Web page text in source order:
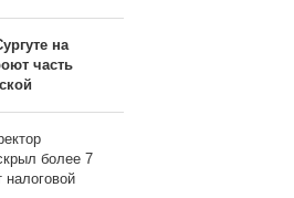
на
часть
более 7
налоговой